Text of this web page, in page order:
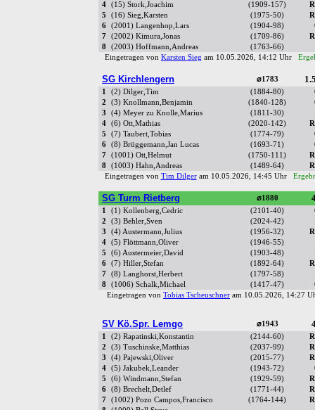
4
(15) Stork,Joachim (1909-157)
5
(16) Sieg,Karsten (1975-50)
6
(2001) Langenhop,Lars (1904-98)
7
(2002) Kimura,Jonas (1709-86)
8
(2003) Hoffmann,Andreas (1763-66)
Eingetragen von Karsten Sieg am 10.05.2026, 14:12 Uhr
SG Kirchlengern ⌀1783
1 (2) Dilger,Tim (1884-80)
2
(3) Knollmann,Benjamin (1840-128)
3
(4) Meyer zu Knolle,Marius (1811-30)
4
(6) Ott,Mathias (2020-142)
5
(7) Taubert,Tobias (1774-79)
6
(8) Brüggemann,Jan Lucas (1693-71)
7
(1001) Ott,Helmut (1750-111)
8
(1003) Hahn,Andreas (1489-64)
Eingetragen von Tim Dilgeram 10.05.2026, 14:45 Uhr
SG Turm Rietberg ⌀1880
1 (1) Kollenberg,Cedric (2101-40)
2
(3) Behler,Sven (2024-42)
3
(4) Austermann,Julius (1956-32)
4
(5) Flöttmann,Oliver (1946-55)
5
(6) Austermeier,David (1903-48)
6
(7) Hiller,Stefan (1892-64)
7
(8) Langhorst,Herbert (1797-58)
8
(1006) Schalk,Michael (1417-47)
Eingetragen von Tobias Tscheuschner am 10.05.2026, 14:27
SV Kö.Spr. Lemgo ⌀1943
1 (2) Rapatinski,Konstantin (2144-60)
2
(3) Tuschinske,Matthias (2037-99)
3
(4) Pajewski,Oliver (2015-77)
4
(5) Jakubek,Leander (1943-72)
5
(6) Windmann,Stefan (1929-59)
6
(8) Brechelt,Detlef (1771-44)
7
(1002) Pozo Campos,Francisco (1764-144)